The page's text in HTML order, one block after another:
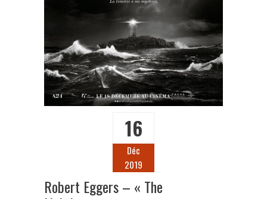
16
Déc
2019
Robert Eggers – « The